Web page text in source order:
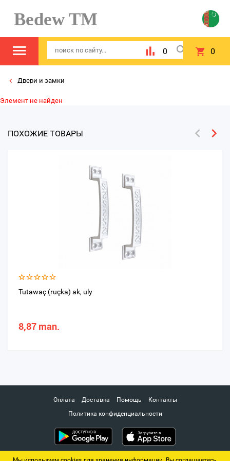
Bedew TM
0 0
Двери и замки
Элемент не найден
ПОХОЖИЕ ТОВАРЫ
Tutawaç (ruçka) ak, uly
8,87 man.
Оплата Доставка Помощь
Контакты
Политика конфиденциальности